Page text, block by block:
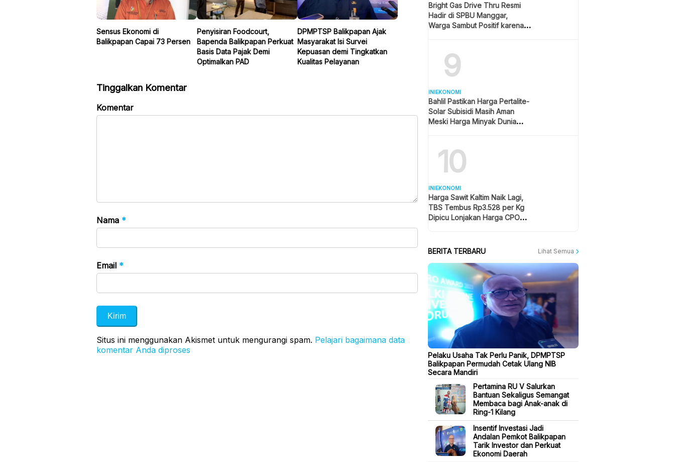
Sensus Ekonomi di
Balikpapan Capai 73 Persen
Penyisiran Foodcourt,
Bapenda Balikpapan Perkuat
Basis Data Pajak Demi
Optimalkan PAD
DPMPTSP Balikpapan Ajak
Masyarakat Isi Survei
Kepuasan demi Tingkatkan
Kualitas Pelayanan
Tinggalkan Komentar
Komentar
Nama *
Email *
Situs ini menggunakan Akismet untuk mengurangi spam. Pelajari bagaimana data
komentar Anda diproses
Bright Gas Drive Thru Resmi
Hadir di SPBU Manggar,
Warga Sambut Positif karena
9
INIEKONOMI
Bahlil Pastikan Harga Pertalite-
Solar Subisidi Masih Aman
Meski Harga Minyak Dunia
10
INIEKONOMI
Harga Sawit Kaltim Naik Lagi,
TBS Tembus Rp3.528 per Kg
Dipicu Lonjakan Harga CPO
BERITA TERBARU Lihat Semua
Pelaku Usaha Tak Perlu Panik, DPMPTSP
Balikpapan Permudah Cetak Ulang NIB
Secara Mandiri
Pertamina RU V Salurkan
Bantuan Sekaligus Semangat
Membaca bagi Anak-anak di
Ring-1 Kilang
Insentif Investasi Jadi
Andalan Pemkot Balikpapan
Tarik Investor dan Perkuat
Ekonomi Daerah